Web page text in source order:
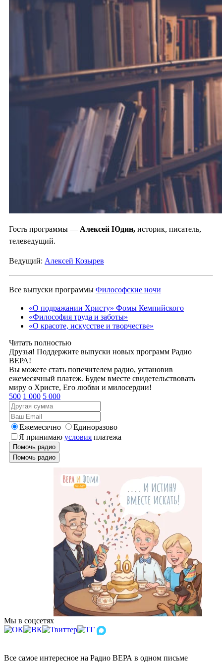
Гость программы — Алексей Юдин, историк, писатель,
телеведущий.
Ведущий: Алексей Козырев
Все выпуски программы Философские ночи
«О подражании Христу» Фомы Кемпийского
«Философия труда и заботы»
«О красоте, искусстве и творчестве»
Читать полностью
Друзья! Поддержите выпуски новых программ Радио
ВЕРА!
Вы можете стать попечителем радио, установив
ежемесячный платеж. Будем вместе свидетельствовать
миру о Христе, Его любви и милосердии!
500 1 000 5 000
Ежемесячно
Единоразово
Я принимаю условия платежа
Помочь радио
Помочь радио
Мы в соцсетях
Все самое интересное на Радио ВЕРА в одном письме